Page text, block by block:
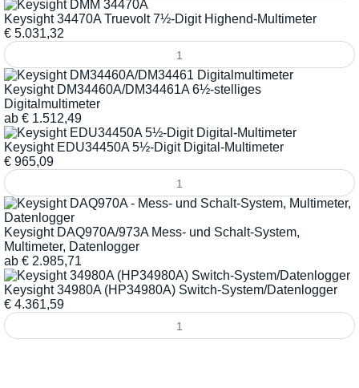
Keysight 34470A Truevolt 7½-Digit Highend-Multimeter
€ 5.031,32
Keysight DM34460A/DM34461A 6½-stelliges
Digitalmultimeter
ab € 1.512,49
Keysight EDU34450A 5½-Digit Digital-Multimeter
€ 965,09
Keysight DAQ970A/973A Mess- und Schalt-System,
Multimeter, Datenlogger
ab € 2.985,71
Keysight 34980A (HP34980A) Switch-System/Datenlogger
€ 4.361,59